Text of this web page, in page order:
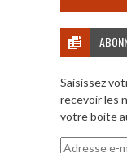
Saisissez
recevoir les
votre boite
Adresse